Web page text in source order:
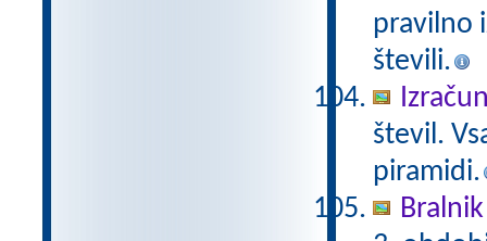
pravilno
števili.
števil.
piramidi.